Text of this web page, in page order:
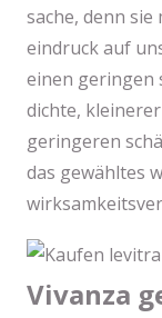
sache, denn
eindruck auf
einen geringen
dichte,
geringeren
das gewähltes
Vivanza